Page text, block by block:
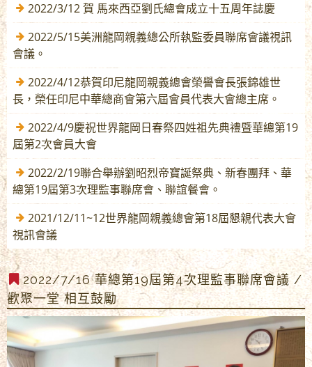
2022/3/12 賀 馬來西亞劉氏總會成立十五周年誌慶
2022/5/15美洲龍岡親義總公所執監委員聯席會議視訊
會議。
2022/4/12恭賀印尼龍岡親義總會榮譽會長張錦雄世
長，榮任印尼中華總商會第六屆會員代表大會總主席。
2022/4/9慶祝世界龍岡日春祭四姓祖先典禮暨華總第19
屆第2次會員大會
2022/2/19聯合舉辦劉昭烈帝寶誕祭典、新春團拜、華
總第19屆第3次理監事聯席會、聯誼餐會。
2021/12/11~12世界龍岡親義總會第18屆懇親代表大會
視訊會議
2022/7/16 華總第19屆第4次理監事聯席會議 /
歡聚一堂 相互鼓勵